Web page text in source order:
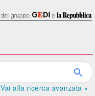
Vai alla ricerca avanzata »